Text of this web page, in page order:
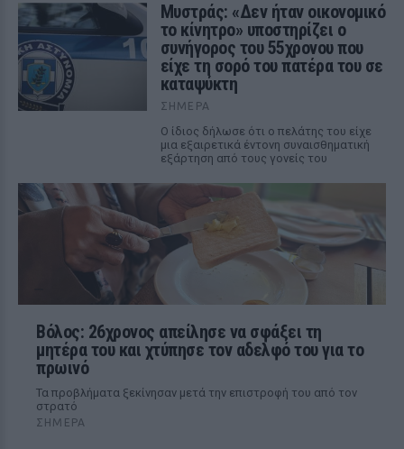
Μυστράς: «Δεν ήταν οικονομικό
το κίνητρο» υποστηρίζει ο
συνήγορος του 55χρονου που
είχε τη σορό του πατέρα του σε
καταψύκτη
ΣΉΜΕΡΑ
Ο ίδιος δήλωσε ότι ο πελάτης του είχε
μια εξαιρετικά έντονη συναισθηματική
εξάρτηση από τους γονείς του
Βόλος: 26χρονος απείλησε να σφάξει τη
μητέρα του και χτύπησε τον αδελφό του για το
πρωινό
Τα προβλήματα ξεκίνησαν μετά την επιστροφή του από τον
στρατό
ΣΉΜΕΡΑ